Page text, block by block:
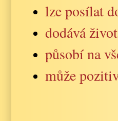
lze posílat
dodává
působí na
může